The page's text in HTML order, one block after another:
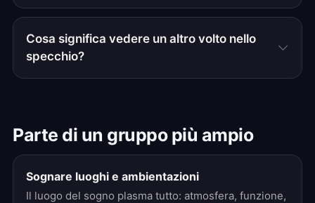
Cosa significa vedere un altro volto nello
specchio?
Parte di un gruppo più ampio
Sognare luoghi e ambientazioni
Il luogo del sogno plasma tutto: atmosfera, funzione,